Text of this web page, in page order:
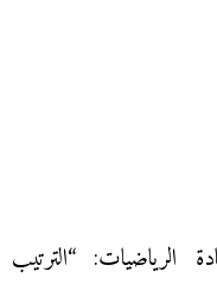
“الترتيب